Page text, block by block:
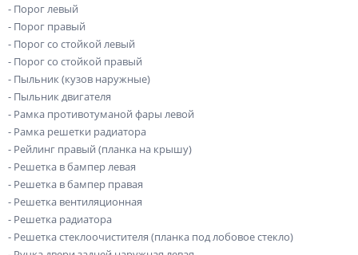
- Порог левый
- Порог правый
- Порог со стойкой левый
- Порог со стойкой правый
- Пыльник (кузов наружные)
- Пыльник двигателя
- Рамка противотуманой фары левой
- Рамка решетки радиатора
- Рейлинг правый (планка на крышу)
- Решетка в бампер левая
- Решетка в бампер правая
- Решетка вентиляционная
- Решетка радиатора
- Решетка стеклоочистителя (планка под лобовое стекло)